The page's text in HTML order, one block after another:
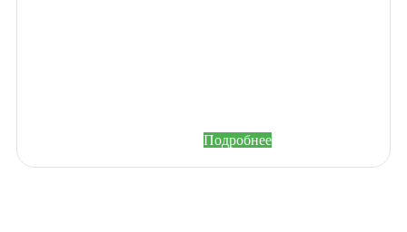
Подробнее